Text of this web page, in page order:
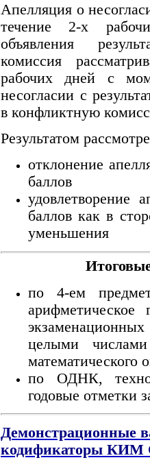
Апелляция о
течение 2-х
объявления
комиссия
рабочих дней с
несогласии с
в конфликтную
Результатом
отклонение
баллов
удовлетворение
баллов как в
уменьшения
по 4-ем
целыми
математического
по ОДНК,
годовые отметки
Демонстрационные
кодификаторы КИМ